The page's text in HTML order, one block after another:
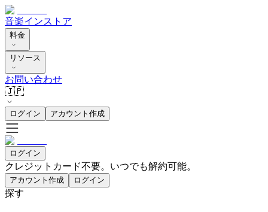
音楽インストア
料金
リソース
お問い合わせ
🇯🇵
ログイン アカウント作成
ログイン
クレジットカード不要。いつでも解約可能。
アカウント作成 ログイン
探す